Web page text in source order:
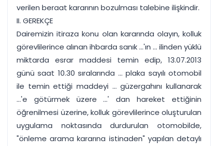
verilen beraat kararının bozulması talebine ilişkindir.
II. GEREKÇE
Dairemizin itiraza konu olan kararında olayın, kolluk
görevlilerince alınan ihbarda sanık ...'ın ... ilinden yüklü
miktarda esrar maddesi temin edip, 13.07.2013
günü saat 10.30 sıralarında ... plaka sayılı otomobil
ile temin ettiği maddeyi ... güzergahını kullanarak
...'e götürmek üzere ...' dan hareket ettiğinin
öğrenilmesi üzerine, kolluk görevlilerince oluşturulan
uygulama noktasında durdurulan otomobilde,
"önleme arama kararına istinaden" yapılan detaylı